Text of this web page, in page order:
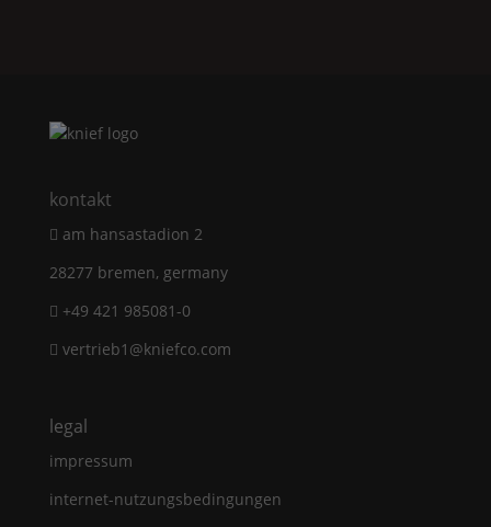
kontakt
am hansastadion 2
28277 bremen, germany
+49 421 985081-0
vertrieb1@kniefco.com
legal
impressum
internet-nutzungsbedingungen